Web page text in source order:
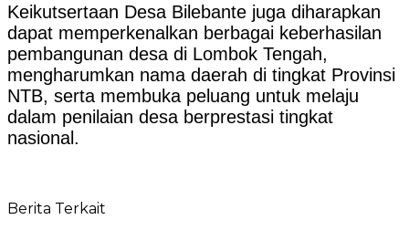
Keikutsertaan Desa Bilebante juga diharapkan
dapat memperkenalkan berbagai keberhasilan
pembangunan desa di Lombok Tengah,
mengharumkan nama daerah di tingkat Provinsi
NTB, serta membuka peluang untuk melaju
dalam penilaian desa berprestasi tingkat
nasional.
Berita Terkait